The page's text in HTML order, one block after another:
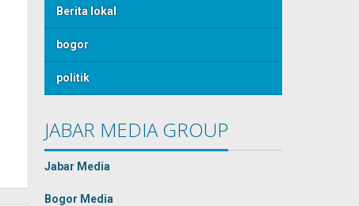
Berita lokal
bogor
politik
JABAR MEDIA GROUP
Jabar Media
Bogor Media